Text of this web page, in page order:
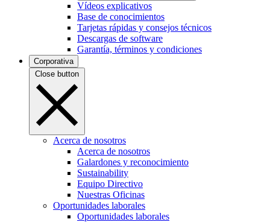
Vídeos explicativos
Base de conocimientos
Tarjetas rápidas y consejos técnicos
Descargas de software
Garantía, términos y condiciones
Corporativa
Close button
Acerca de nosotros
Acerca de nosotros
Galardones y reconocimiento
Sustainability
Equipo Directivo
Nuestras Oficinas
Oportunidades laborales
Oportunidades laborales